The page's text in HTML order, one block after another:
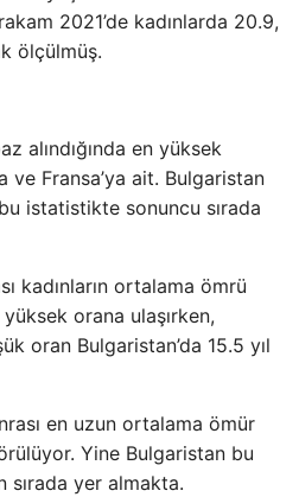
2021’de kadınlarda 20.9,
ölçülmüş.
alındığında en yüksek
ve Fransa’ya ait. Bulgaristan
istatistikte sonuncu sırada
kadınların ortalama ömrü
orana ulaşırken,
oran Bulgaristan’da 15.5 yıl
en uzun ortalama ömür
Yine Bulgaristan bu
sırada yer almakta.